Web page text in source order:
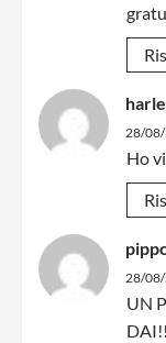
28/
Ho
28/08/
UN